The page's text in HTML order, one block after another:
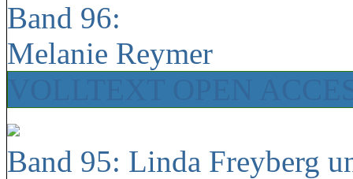
Band 96:
Melanie Reymer
Band 95: Linda Freyberg